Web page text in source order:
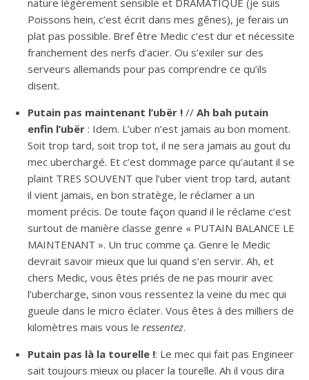
nature légèrement sensible et DRAMATIQUE (je suis
Poissons hein, c’est écrit dans mes gênes), je ferais un
plat pas possible. Bref être Medic c’est dur et nécessite
franchement des nerfs d’acier. Ou s’exiler sur des
serveurs allemands pour pas comprendre ce qu’ils
disent.
Putain pas maintenant l’ubër ! // Ah bah putain
enfin l’ubër : Idem. L’uber n’est jamais au bon moment.
Soit trop tard, soit trop tot, il ne sera jamais au gout du
mec uberchargé. Et c’est dommage parce qu’autant il se
plaint TRES SOUVENT que l’uber vient trop tard, autant
il vient jamais, en bon stratège, le réclamer a un
moment précis. De toute façon quand il le réclame c’est
surtout de manière classe genre « PUTAIN BALANCE LE
MAINTENANT ». Un truc comme ça. Genre le Medic
devrait savoir mieux que lui quand s’en servir. Ah, et
chers Medic, vous êtes priés de ne pas mourir avec
l’ubercharge, sinon vous ressentez la veine du mec qui
gueule dans le micro éclater. Vous êtes à des milliers de
kilomètres mais vous le ressentez.
Putain pas là la tourelle !: Le mec qui fait pas Engineer
sait toujours mieux ou placer la tourelle. Ah il vous dira